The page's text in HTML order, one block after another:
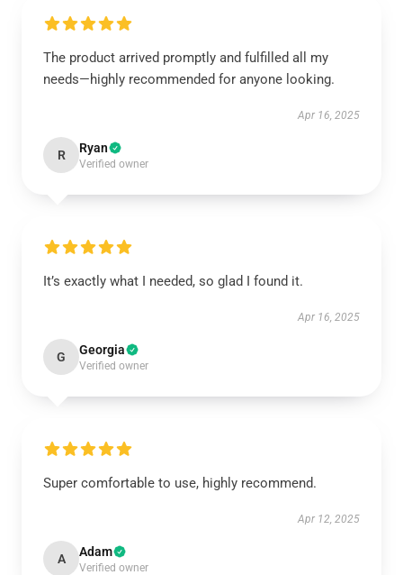
The product arrived promptly and fulfilled all my
needs—highly recommended for anyone looking.
Apr 16, 2025
R Ryan
Verified owner
It’s exactly what I needed, so glad I found it.
Apr 16, 2025
G Georgia
Verified owner
Super comfortable to use, highly recommend.
Apr 12, 2025
A Adam
Verified owner